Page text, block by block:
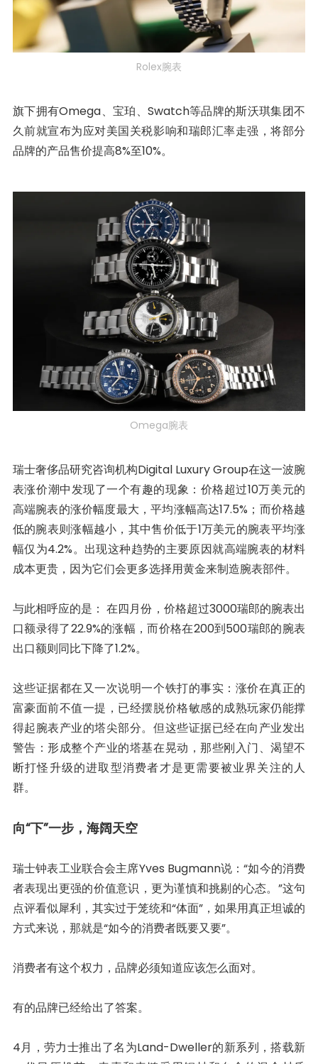
Rolex腕表
旗下拥有Omega、宝珀、Swatch等品牌的斯沃琪集团不
久前就宣布为应对美国关税影响和瑞郎汇率走强，将部分
品牌的产品售价提高8%至10%。
Omega腕表
瑞士奢侈品研究咨询机构Digital Luxury Group在这一波腕
表涨价潮中发现了一个有趣的现象：价格超过10万美元的
高端腕表的涨价幅度最大，平均涨幅高达17.5%；而价格越
低的腕表则涨幅越小，其中售价低于1万美元的腕表平均涨
幅仅为4.2%。出现这种趋势的主要原因就高端腕表的材料
成本更贵，因为它们会更多选择用黄金来制造腕表部件。
与此相呼应的是： 在四月份，价格超过3000瑞郎的腕表出
口额录得了22.9%的涨幅，而价格在200到500瑞郎的腕表
出口额则同比下降了1.2%。
这些证据都在又一次说明一个铁打的事实：涨价在真正的
富豪面前不值一提，已经摆脱价格敏感的成熟玩家仍能撑
得起腕表产业的塔尖部分。但这些证据已经在向产业发出
警告：形成整个产业的塔基在晃动，那些刚入门、渴望不
断打怪升级的进取型消费者才是更需要被业界关注的人
群。
向“下”一步，海阔天空
瑞士钟表工业联合会主席Yves Bugmann说：“如今的消费
者表现出更强的价值意识，更为谨慎和挑剔的心态。”这句
点评看似犀利，其实过于笼统和“体面”，如果用真正坦诚的
方式来说，那就是“如今的消费者既要又要”。
消费者有这个权力，品牌必须知道应该怎么面对。
有的品牌已经给出了答案。
4月，劳力士推出了名为Land-Dweller的新系列，搭载新